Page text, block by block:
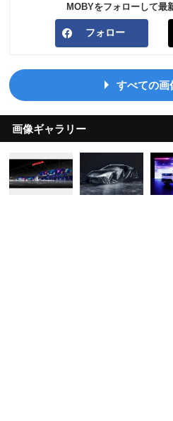
MOBYをフォローして最
フォロー
すべての画
画像ギャラリー